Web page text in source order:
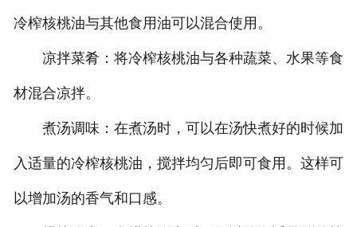
冷榨核桃油与其他食用油可以混合使用。
凉拌菜肴：将冷榨核桃油与各种蔬菜、水果等食
材混合凉拌。
煮汤调味：在煮汤时，可以在汤快煮好的时候加
入适量的冷榨核桃油，搅拌均匀后即可食用。这样可
以增加汤的香气和口感。